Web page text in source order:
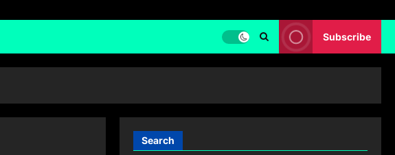
Subscribe
Search